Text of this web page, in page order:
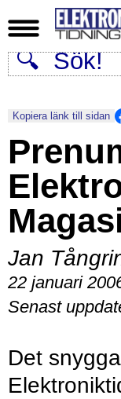
Kopiera länk till sidan
Jan
22 januari
Senast
Det